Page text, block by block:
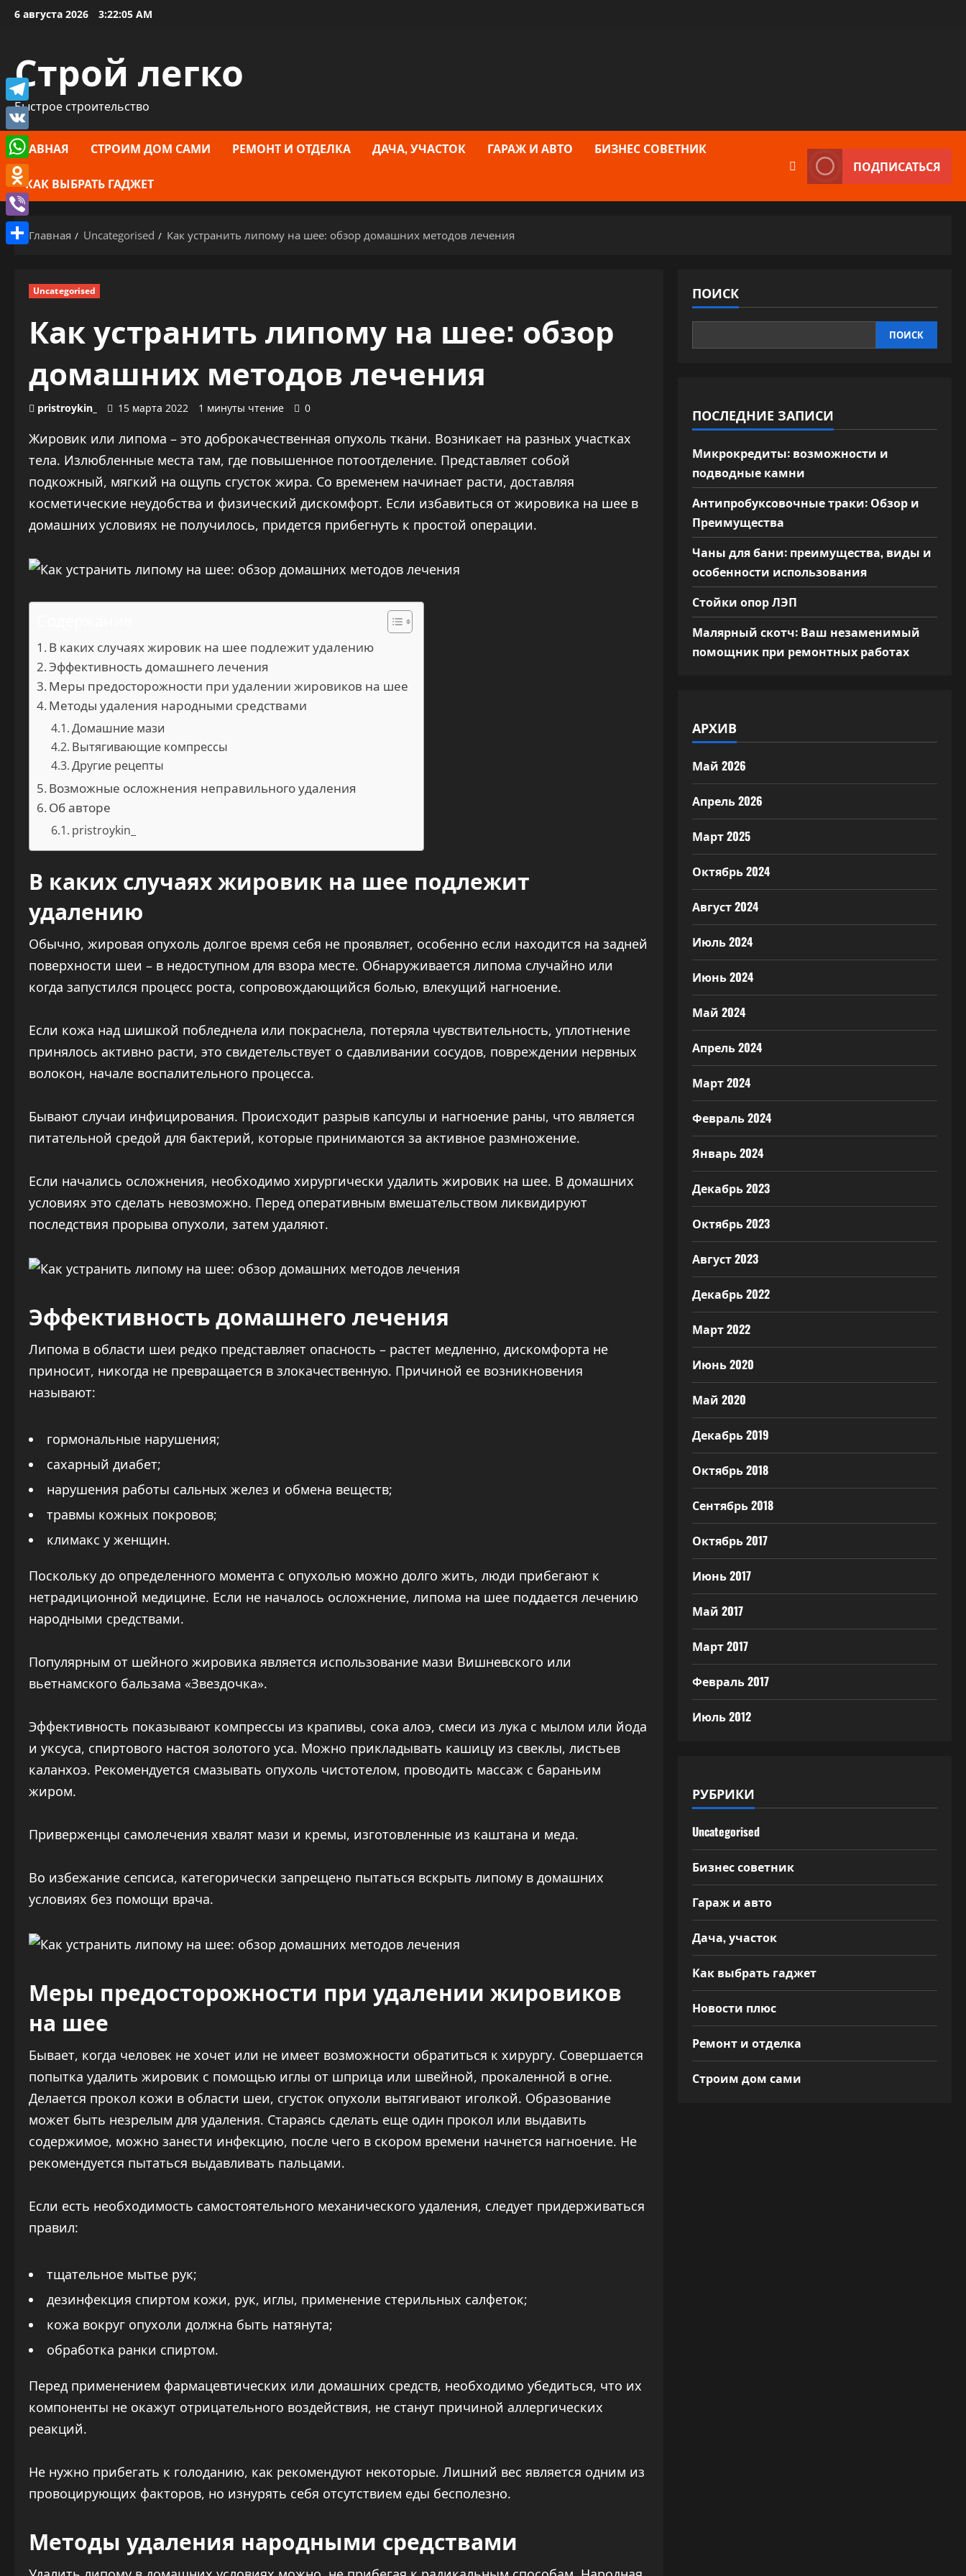
Перейти
6 августа 2026 3:22:06 AM
Строй легко
Быстрое строительство
ГЛАВНАЯ СТРОИМ ДОМ САМИ РЕМОНТ И ОТДЕЛКА ДАЧА, УЧАСТОК ГАРАЖ И АВТО БИЗНЕС СОВЕТНИК
КАК ВЫБРАТЬ ГАДЖЕТ
ПОДПИСАТЬСЯ
Главная Uncategorised Как устранить липому на шее: обзор домашних методов лечения
Uncategorised
Как устранить липому на шее: обзор
домашних методов лечения
pristroykin_ 15 марта 2022 1 минуты чтение 0
Жировик или липома – это доброкачественная опухоль ткани. Возникает на разных участках
тела. Излюбленные места там, где повышенное потоотделение. Представляет собой
подкожный, мягкий на ощупь сгусток жира. Со временем начинает расти, доставляя
косметические неудобства и физический дискомфорт. Если избавиться от жировика на шее в
домашних условиях не получилось, придется прибегнуть к простой операции.
В каких случаях жировик на шее подлежит удалению
Эффективность домашнего лечения
Меры предосторожности при удалении жировиков на шее
Методы удаления народными средствами
Домашние мази
Вытягивающие компрессы
Другие рецепты
Возможные осложнения неправильного удаления
Об авторе
pristroykin_
В каких случаях жировик на шее подлежит
удалению
Обычно, жировая опухоль долгое время себя не проявляет, особенно если находится на задней
поверхности шеи – в недоступном для взора месте. Обнаруживается липома случайно или
когда запустился процесс роста, сопровождающийся болью, влекущий нагноение.
Если кожа над шишкой побледнела или покраснела, потеряла чувствительность, уплотнение
принялось активно расти, это свидетельствует о сдавливании сосудов, повреждении нервных
волокон, начале воспалительного процесса.
Бывают случаи инфицирования. Происходит разрыв капсулы и нагноение раны, что является
питательной средой для бактерий, которые принимаются за активное размножение.
Если начались осложнения, необходимо хирургически удалить жировик на шее. В домашних
условиях это сделать невозможно. Перед оперативным вмешательством ликвидируют
последствия прорыва опухоли, затем удаляют.
Эффективность домашнего лечения
Липома в области шеи редко представляет опасность – растет медленно, дискомфорта не
приносит, никогда не превращается в злокачественную. Причиной ее возникновения
называют:
гормональные нарушения;
сахарный диабет;
нарушения работы сальных желез и обмена веществ;
травмы кожных покровов;
климакс у женщин.
Поскольку до определенного момента с опухолью можно долго жить, люди прибегают к
нетрадиционной медицине. Если не началось осложнение, липома на шее поддается лечению
народными средствами.
Популярным от шейного жировика является использование мази Вишневского или
вьетнамского бальзама «Звездочка».
Эффективность показывают компрессы из крапивы, сока алоэ, смеси из лука с мылом или йода
и уксуса, спиртового настоя золотого уса. Можно прикладывать кашицу из свеклы, листьев
каланхоэ. Рекомендуется смазывать опухоль чистотелом, проводить массаж с бараньим
жиром.
Приверженцы самолечения хвалят мази и кремы, изготовленные из каштана и меда.
Во избежание сепсиса, категорически запрещено пытаться вскрыть липому в домашних
условиях без помощи врача.
Меры предосторожности при удалении жировиков
на шее
Бывает, когда человек не хочет или не имеет возможности обратиться к хирургу. Совершается
попытка удалить жировик с помощью иглы от шприца или швейной, прокаленной в огне.
Делается прокол кожи в области шеи, сгусток опухоли вытягивают иголкой. Образование
может быть незрелым для удаления. Стараясь сделать еще один прокол или выдавить
содержимое, можно занести инфекцию, после чего в скором времени начнется нагноение. Не
рекомендуется пытаться выдавливать пальцами.
Если есть необходимость самостоятельного механического удаления, следует придерживаться
правил:
тщательное мытье рук;
дезинфекция спиртом кожи, рук, иглы, применение стерильных салфеток;
кожа вокруг опухоли должна быть натянута;
обработка ранки спиртом.
Перед применением фармацевтических или домашних средств, необходимо убедиться, что их
компоненты не окажут отрицательного воздействия, не станут причиной аллергических
реакций.
Не нужно прибегать к голоданию, как рекомендуют некоторые. Лишний вес является одним из
провоцирующих факторов, но изнурять себя отсутствием еды бесполезно.
Методы удаления народными средствами
ПОИСК
ПОИСК
ПОСЛЕДНИЕ ЗАПИСИ
Микрокредиты: возможности и
подводные камни
Антипробуксовочные траки: Обзор и
Преимущества
Чаны для бани: преимущества, виды и
особенности использования
Стойки опор ЛЭП
Малярный скотч: Ваш незаменимый
помощник при ремонтных работах
АРХИВ
Май 2026
Апрель 2026
Март 2025
Октябрь 2024
Август 2024
Июль 2024
Июнь 2024
Май 2024
Апрель 2024
Март 2024
Февраль 2024
Январь 2024
Декабрь 2023
Октябрь 2023
Август 2023
Декабрь 2022
Март 2022
Июнь 2020
Май 2020
Декабрь 2019
Октябрь 2018
Сентябрь 2018
Октябрь 2017
Июнь 2017
Май 2017
Март 2017
Февраль 2017
Июль 2012
РУБРИКИ
Uncategorised
Бизнес советник
Гараж и авто
Дача, участок
Как выбрать гаджет
Новости плюс
Ремонт и отделка
Строим дом сами
Telegram
VK
WhatsApp
Odnoklassniki
Viber